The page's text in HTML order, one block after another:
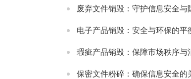
废弃文件销毁：守护信息安全与隐私的关
电子产品销毁：安全与环保的平
瑕疵产品销毁：保障市场秩序与消费者权益的关
保密文件粉碎：确保信息安全的关键